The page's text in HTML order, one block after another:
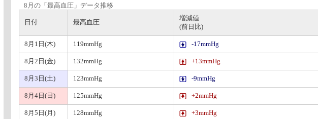
8月の「最高血圧」データ推移
日付 最高血圧
増減値
(前日比)
8月1日(木) 119mmHg -17mmHg
8月2日(金) 132mmHg +13mmHg
8月3日(土) 123mmHg -9mmHg
8月4日(日) 125mmHg +2mmHg
8月5日(月) 128mmHg +3mmHg